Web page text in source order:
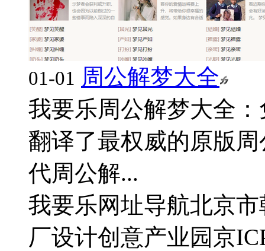
01-01 周公解梦大全
我要乐周公解梦大全
翻译了最权威的原版
代周公解...
我要乐网址导航北京市
厂设计创意产业园京